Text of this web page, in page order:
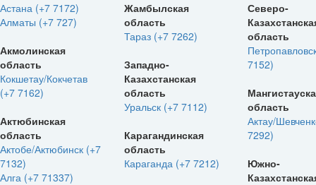
Астана (+7 7172)
Алматы (+7 727)
Акмолинская
область
Кокшетау/Кокчетав
(+7 7162)
Актюбинская
область
Актобе/Актюбинск (+7
7132)
Алга (+7 71337)
Жамбылская
область
Тараз (+7 7262)
Западно-
Казахстанская
область
Уральск (+7 7112)
Карагандинская
область
Караганда (+7 7212)
Северо-
область
7152)
область
Актау/
7292)
Южно-